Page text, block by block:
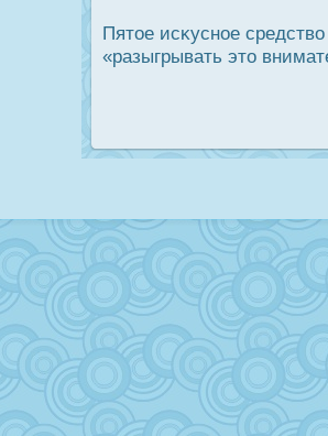
Пятое исκусное
«разыгрывать это